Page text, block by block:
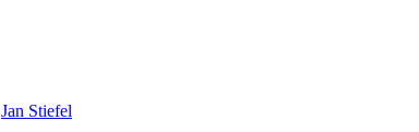
Jan Stiefel